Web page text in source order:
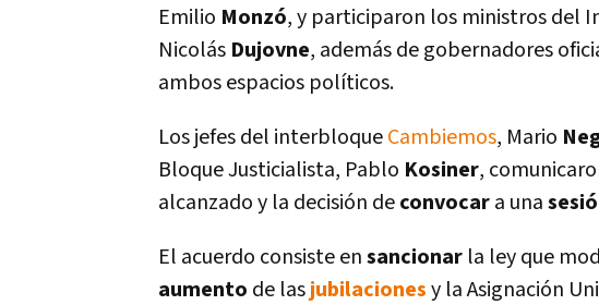
Emilio Monzó, y participaron los ministros del
Nicolás Dujovne, además de gobernadores
ambos espacios polí­ticos.
Los jefes del interbloqueCambiemos, Mario
Bloque Justicialista, Pablo Kosiner,
alcanzado y la decisión deconvocara una
El acuerdo consiste ensancionar la ley que
aumento de lasjubilacionesy la Asignación